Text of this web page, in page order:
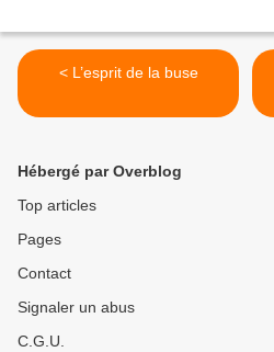
< L’esprit de la buse
Hébergé par Overblog
Top articles
Pages
Contact
Signaler un abus
C.G.U.